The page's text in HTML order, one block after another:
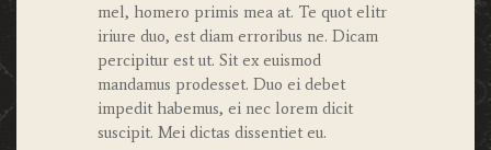
mel, homero primis mea at. Te quot elitr
iriure duo, est diam erroribus ne. Dicam
percipitur est ut. Sit ex euismod
mandamus prodesset. Duo ei debet
impedit habemus, ei nec lorem dicit
suscipit. Mei dictas dissentiet eu.